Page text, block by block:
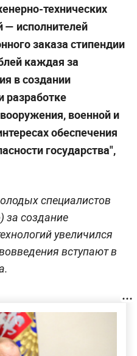
технических
— исполнителей
заказа стипендии
каждая за
в создании
разработке
военной и
обеспечения
государства",
специалистов
за создание
увеличился
вступают в